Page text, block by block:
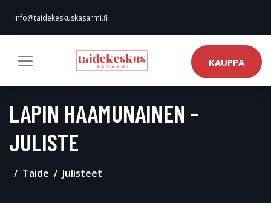
info@taidekeskuskasarmi.fi
KAUPPA
LAPIN HAAMUNAINEN -
JULISTE
Taide Julisteet